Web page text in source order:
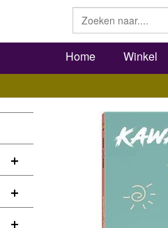
Home Winkel